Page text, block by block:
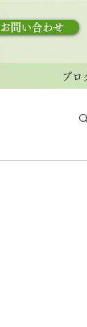
お問い合わせ
ブロ